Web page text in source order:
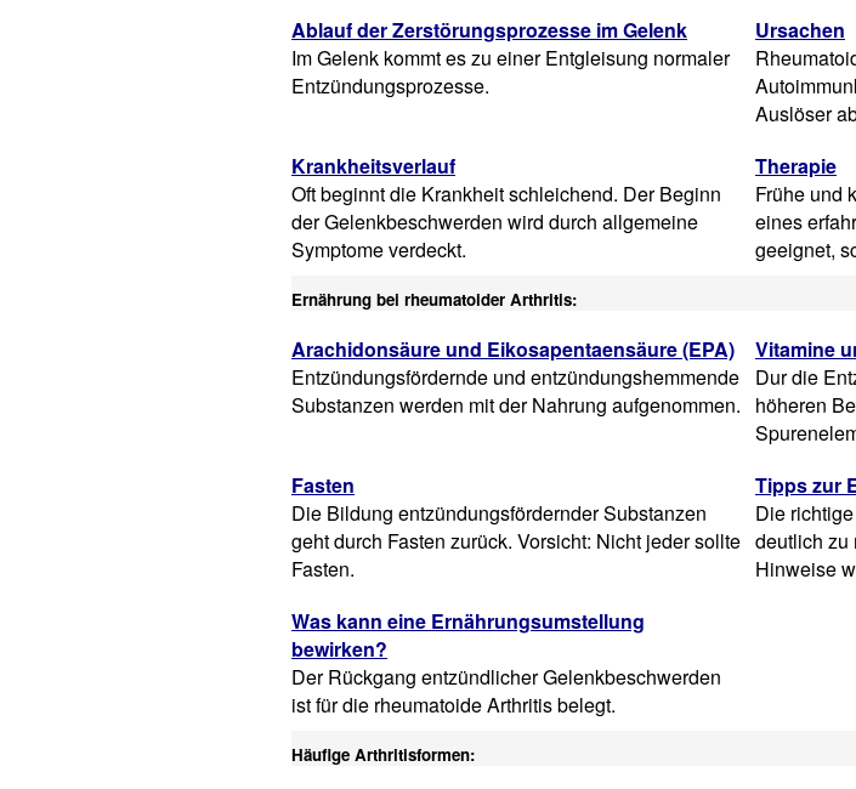
Ablauf der Zerstörungsprozesse im Gelenk
Im Gelenk kommt es zu einer Entgleisung normaler
Entzündungsprozesse.
Ursachen
Auslöser
Krankheitsverlauf
Oft beginnt die Krankheit schleichend. Der Beginn
der Gelenkbeschwerden wird durch allgemeine
Symptome verdeckt.
Therapie
Frühe und
eines
geeignet,
Ernährung bei rheumatoider Arthritis:
Arachidonsäure und Eikosapentaensäure (EPA)
Entzündungsfördernde und entzündungshemmende
Substanzen werden mit der Nahrung aufgenommen.
Vitamine
Dur die
höheren
Fasten
Die Bildung entzündungsfördernder Substanzen
geht durch Fasten zurück. Vorsicht: Nicht jeder sollte
Fasten.
Tipps zur
Die
deutlich zu
Hinweise
Was kann eine Ernährungsumstellung
bewirken?
Der Rückgang entzündlicher Gelenkbeschwerden
ist für die rheumatoide Arthritis belegt.
Häufige Arthritisformen: